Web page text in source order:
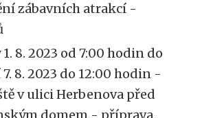
zábavních atrakcí -
8. 2023 od 7:00 hodin do
8. 2023 do 12:00 hodin -
v ulici Herbenova před